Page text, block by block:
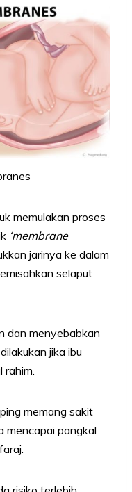
memulakan proses
‘membrane
jarinya ke dalam
selaput
dan menyebabkan
jika ibu
rahim.
memang sakit
mencapai pangkal